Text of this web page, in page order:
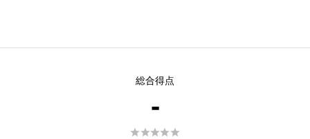
総合得点
-
